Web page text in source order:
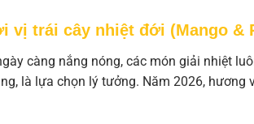
vị trái cây nhiệt đới (Mango &
càng nắng nóng, các món giải nhiệt
là lựa chọn lý tưởng. Năm 2026,